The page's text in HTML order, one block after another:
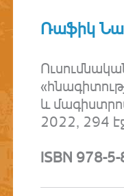
Ռաֆիկ
և
2022, 294
ISBN 978-